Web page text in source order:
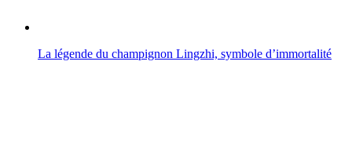
La légende du champignon Lingzhi, symbole d’immortalité